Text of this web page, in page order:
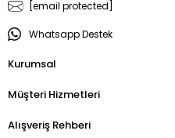
[email protected]
Whatsapp Destek
Kurumsal
Müşteri Hizmetleri
Alışveriş Rehberi